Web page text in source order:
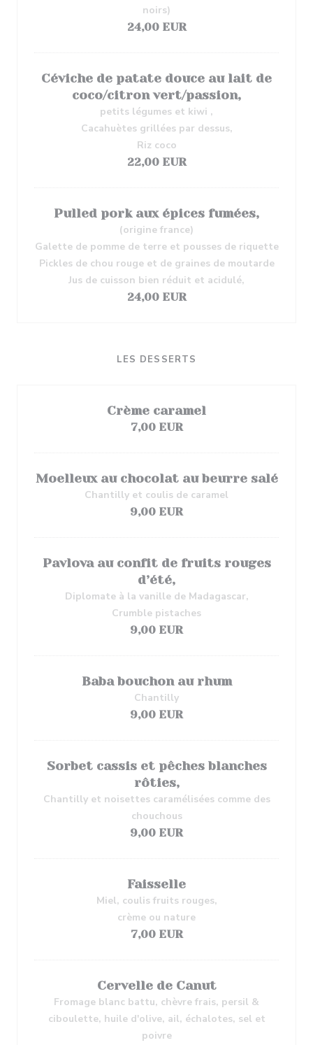
noirs)
24,00 EUR
Céviche de patate douce au lait de
coco/citron vert/passion,
petits légumes et kiwi ,
Cacahuètes grillées par dessus,
Riz coco
22,00 EUR
Pulled pork aux épices fumées,
(origine france)
Galette de pomme de terre et pousses de riquette
Pickles de chou rouge et de graines de moutarde
Jus de cuisson bien réduit et acidulé,
24,00 EUR
LES DESSERTS
Crème caramel
7,00 EUR
Moelleux au chocolat au beurre salé
Chantilly et coulis de caramel
9,00 EUR
Pavlova au confit de fruits rouges
d’été,
Diplomate à la vanille de Madagascar,
Crumble pistaches
9,00 EUR
Baba bouchon au rhum
Chantilly
9,00 EUR
Sorbet cassis et pêches blanches
rôties,
Chantilly et noisettes caramélisées comme des
chouchous
9,00 EUR
Faisselle
Miel, coulis fruits rouges,
crème ou nature
7,00 EUR
Cervelle de Canut
Fromage blanc battu, chèvre frais, persil &
ciboulette, huile d'olive, ail, échalotes, sel et
poivre